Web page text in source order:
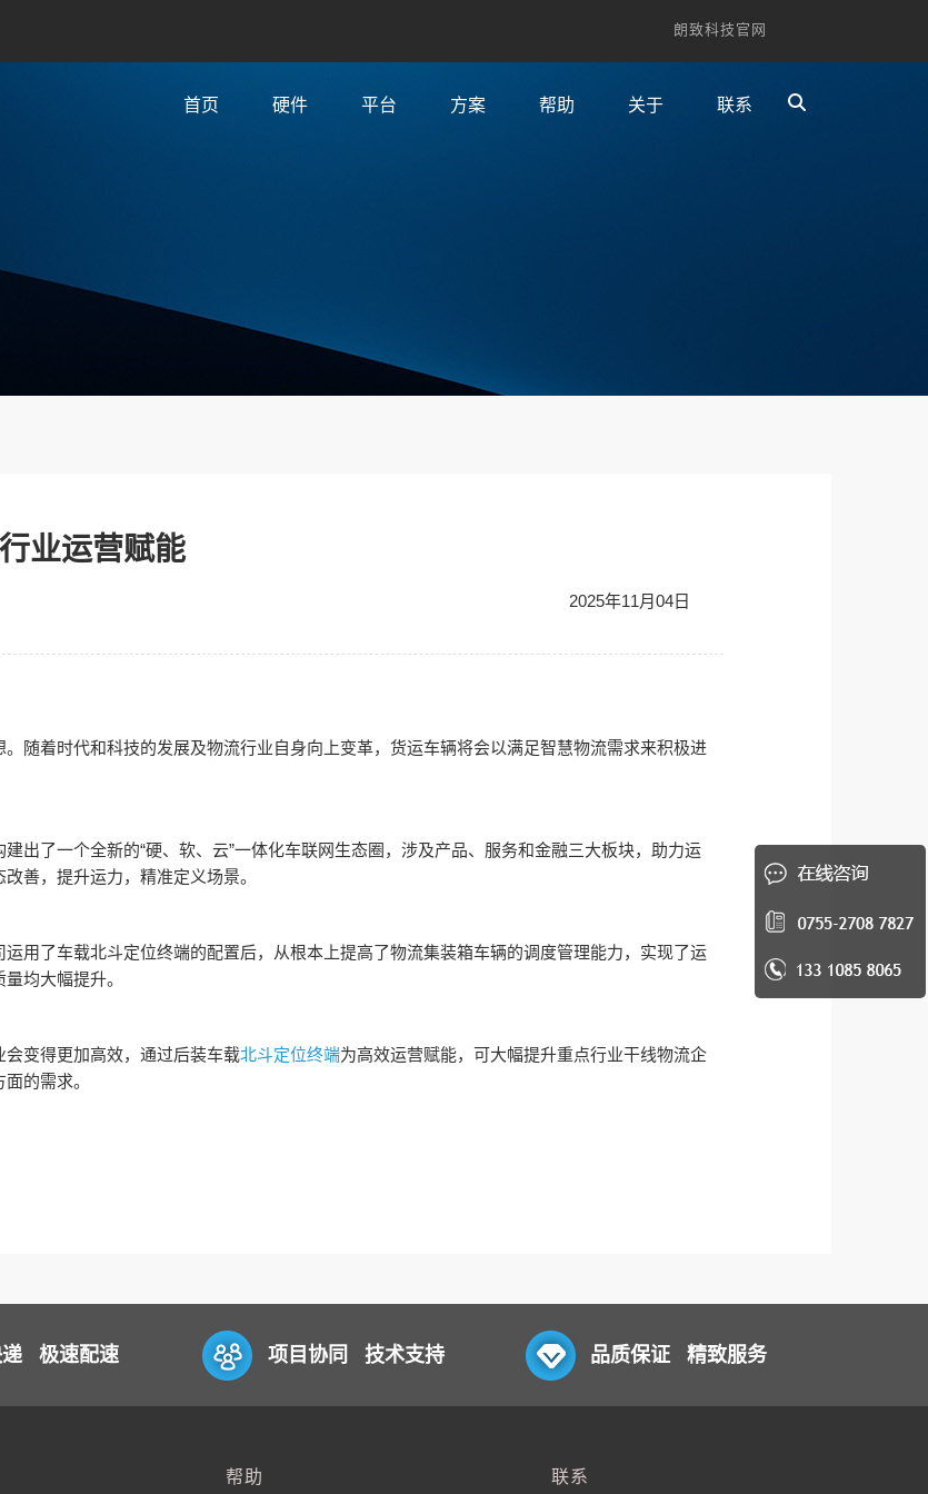
朗致科技官网
首页 硬件 平台 方案 帮助 关于 联系
业运营赋能
2025年11月04日
随着时代和科技的发展及物流行业自身向上变革，货运车辆将会以满足智慧物流需求来积极进
出了一个全新的“硬、软、云”一体化车联网生态圈，涉及产品、服务和金融三大板块，助力运
善，提升运力，精准定义场景。
用了车载北斗定位终端的配置后，从根本上提高了物流集装箱车辆的调度管理能力，实现了运
均大幅提升。
变得更加高效，通过后装车载北斗定位终端为高效运营赋能，可大幅提升重点行业干线物流企
的需求。
递 极速配速 项目协同 技术支持 品质保证 精致服务
帮助 联系